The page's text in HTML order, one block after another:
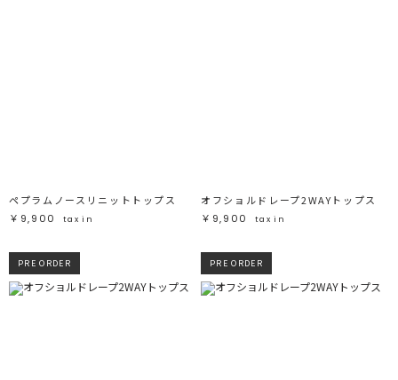
ペプラムノースリニットトップス
￥9,900
tax in
オフショルドレープ2WAYトップス
￥9,900
tax in
PRE ORDER PRE ORDER